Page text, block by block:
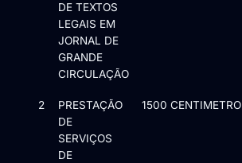
DE TEXTOS
LEGAIS EM
JORNAL DE
GRANDE
CIRCULAÇÃO
2
PRESTAÇÃO
DE
SERVIÇOS
DE
1500 CENTIMETRO